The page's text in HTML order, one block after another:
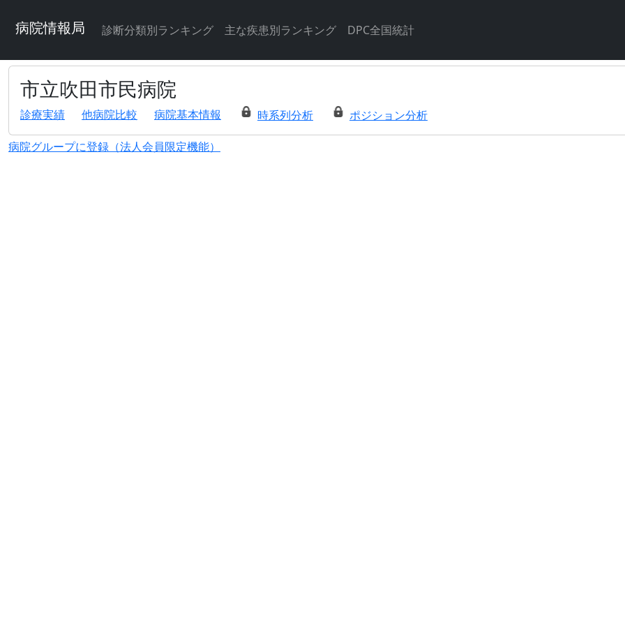
病院情報局 診断分類別ランキング 主な疾患別ランキング DPC全国統計
市立吹田市民病院
診療実績 他病院比較 病院基本情報 時系列分析 ポジション分析
病院グループに登録（法人会員限定機能）